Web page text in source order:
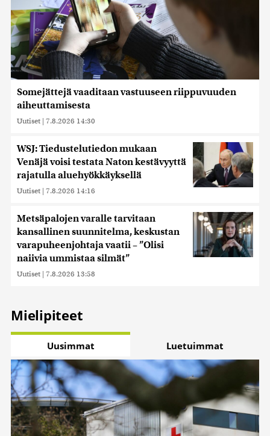
Somejättejä vaaditaan vastuuseen riippuvuuden
aiheuttamisesta
Uutiset | 7.8.2026 14:30
WSJ: Tiedustelutiedon mukaan
Venäjä voisi testata Naton kestävyyttä
rajatulla aluehyökkäyksellä
Uutiset | 7.8.2026 14:16
Metsäpalojen varalle tarvitaan
kansallinen suunnitelma, keskustan
varapuheenjohtaja vaatii – ”Olisi
naiivia ummistaa silmät”
Uutiset | 7.8.2026 13:58
Mielipiteet
Uusimmat Luetuimmat